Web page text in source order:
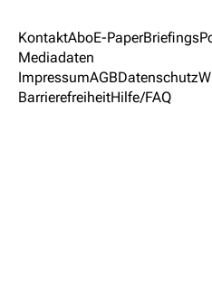
KontaktAboE-PaperBriefings
Mediadaten
ImpressumAGBDatenschutz
BarrierefreiheitHilfe/FAQ